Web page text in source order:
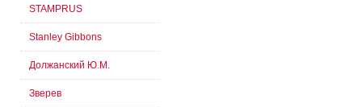
STAMPRUS
Stanley Gibbons
Должанский Ю.М.
Зверев